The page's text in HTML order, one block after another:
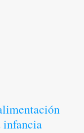
infancia